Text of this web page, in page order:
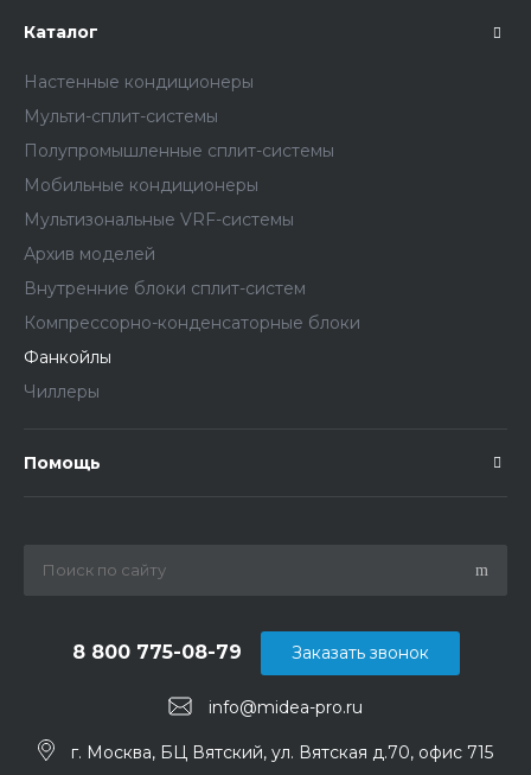
Каталог
Настенные кондиционеры
Мульти-сплит-системы
Полупромышленные сплит-системы
Мобильные кондиционеры
Мультизональные VRF-системы
Архив моделей
Внутренние блоки сплит-систем
Компрессорно-конденсаторные блоки
Фанкойлы
Чиллеры
Помощь
info@midea-pro.ru
8 800 775-08-79
г. Москва, БЦ Вятский, ул. Вятская д.70, офис 715
Заказать звонок